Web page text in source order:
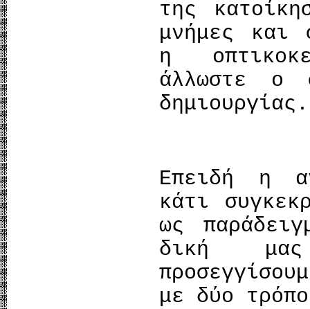
της
μνήμες και
η
άλλωστε ο
δημιουργίας.
Επειδή η
κάτι
ως
δική
με δύο